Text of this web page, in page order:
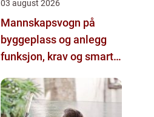
03 august 2026
Mannskapsvogn på
byggeplass og anlegg
funksjon, krav og smarte